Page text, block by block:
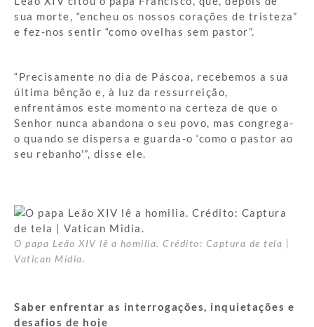
sua morte, “encheu os nossos corações de tristeza”
e fez-nos sentir “como ovelhas sem pastor”.
“Precisamente no dia de Páscoa, recebemos a sua
última bênção e, à luz da ressurreição,
enfrentámos este momento na certeza de que o
Senhor nunca abandona o seu povo, mas congrega-
o quando se dispersa e guarda-o ‘como o pastor ao
seu rebanho'”, disse ele.
O papa Leão XIV lê a homilia. Crédito: Captura de tela |
Vatican Midia.
Saber enfrentar as interrogações, inquietações e
desafios de hoje